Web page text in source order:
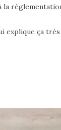
explique ça très